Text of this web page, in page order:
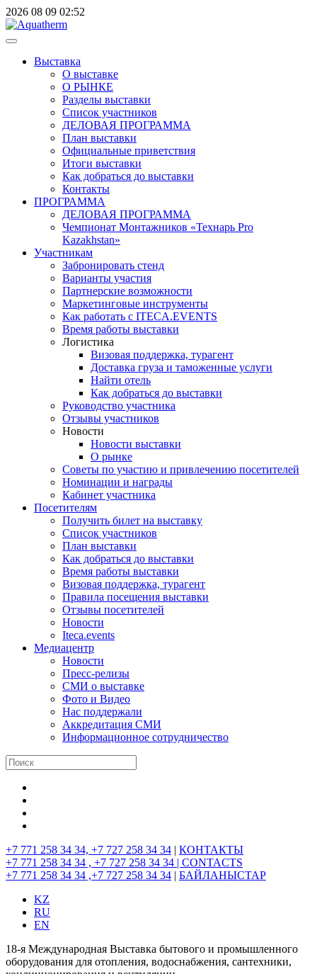
2026 08 09 02:52
Выставка
О выставке
О РЫНКЕ
Разделы выставки
Список участников
ДЕЛОВАЯ ПРОГРАММА
План выставки
Официальные приветствия
Итоги выставки
Как добраться до выставки
Контакты
ПРОГРАММА
ДЕЛОВАЯ ПРОГРАММА
Чемпионат Монтажников «Технарь Pro
Kazakhstan»
Участникам
Забронировать стенд
Варианты участия
Партнерские возможности
Маркетинговые инструменты
Как работать с ITECA.EVENTS
Время работы выставки
Логистика
Визовая поддержка, турагент
Доставка груза и таможенные услуги
Найти отель
Как добраться до выставки
Руководство участника
Отзывы участников
Новости
Новости выставки
О рынке
Советы по участию и привлечению посетителей
Номинации и награды
Кабинет участника
Посетителям
Получить билет на выставку
Список участников
План выставки
Как добраться до выставки
Время работы выставки
Визовая поддержка, турагент
Правила посещения выставки
Отзывы посетителей
Новости
Iteca.events
Медиацентр
Новости
Пресс-релизы
СМИ о выставке
Фото и Видео
Нас поддержали
Аккредитация СМИ
Информационное сотрудничество
+7 771 258 34 34, +7 727 258 34 34 | КОНТАКТЫ
+7 771 258 34 34 , +7 727 258 34 34 | CONTACTS
+7 771 258 34 34 ,+7 727 258 34 34 | БАЙЛАНЫСТАР
KZ
RU
EN
18-я Международная Выставка бытового и промышленного
оборудования для отопления, водоснабжения, сантехники,